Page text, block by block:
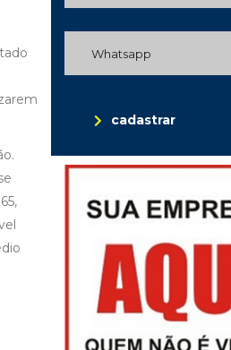
cadastrar